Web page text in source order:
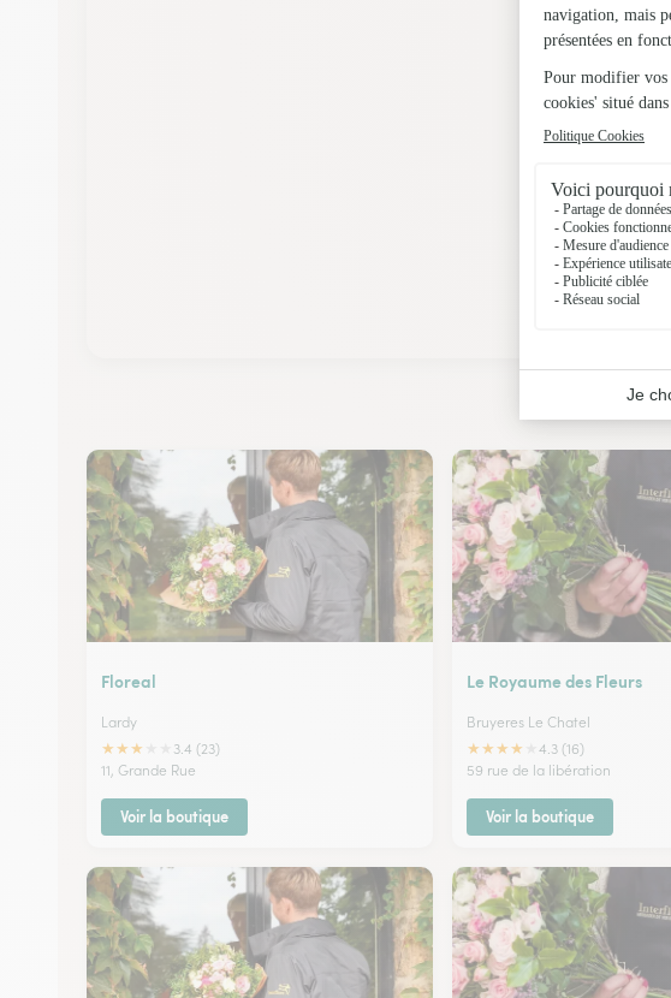
Floreal
Lardy
★★★
3.4 (23)
11, Grande Rue
Voir la boutique
Le Royaume des Fleurs
Bruyeres Le Chatel
★★★★
4.3 (16)
59 rue de la libération
Voir la boutique